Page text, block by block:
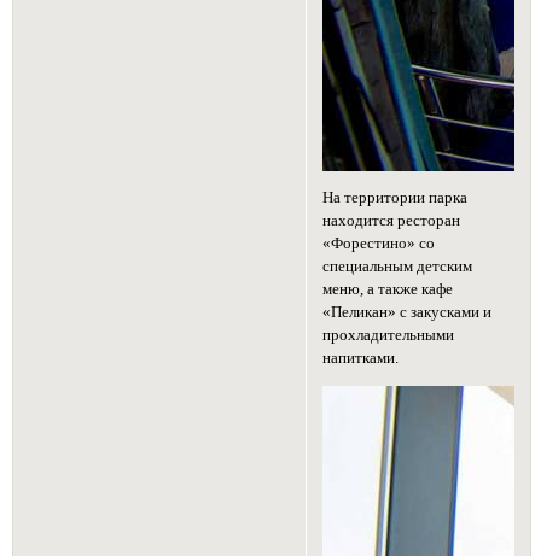
На территории парка
находится ресторан
«Форестино» со
специальным детским
меню, а также кафе
«Пеликан» с закусками и
прохладительными
напитками.